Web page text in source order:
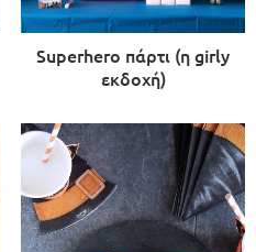
Superhero πάρτι (η girly
εκδοχή)